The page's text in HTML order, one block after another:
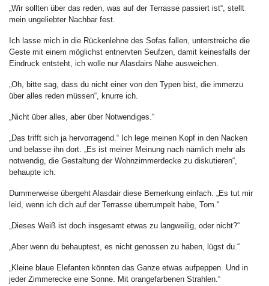
„Wir sollten über das reden, was auf der Terrasse passiert ist“, stellt
mein ungeliebter Nachbar fest.
Ich lasse mich in die Rückenlehne des Sofas fallen, unterstreiche die
Geste mit einem möglichst entnervten Seufzen, damit keinesfalls der
Eindruck entsteht, ich wolle nur Alasdairs Nähe ausweichen.
„Oh, bitte sag, dass du nicht einer von den Typen bist, die immerzu
über alles reden müssen“, knurre ich.
„Nicht über alles, aber über Notwendiges.“
„Das trifft sich ja hervorragend.“ Ich lege meinen Kopf in den Nacken
und belasse ihn dort. „Es ist meiner Meinung nach nämlich mehr als
notwendig, die Gestaltung der Wohnzimmerdecke zu diskutieren“,
behaupte ich.
Dummerweise übergeht Alasdair diese Bemerkung einfach. „Es tut mir
leid, wenn ich dich auf der Terrasse überrumpelt habe, Tom.“
„Dieses Weiß ist doch insgesamt etwas zu langweilig, oder nicht?“
„Aber wenn du behauptest, es nicht genossen zu haben, lügst du.“
„Kleine blaue Elefanten könnten das Ganze etwas aufpeppen. Und in
jeder Zimmerecke eine Sonne. Mit orangefarbenen Strahlen.“